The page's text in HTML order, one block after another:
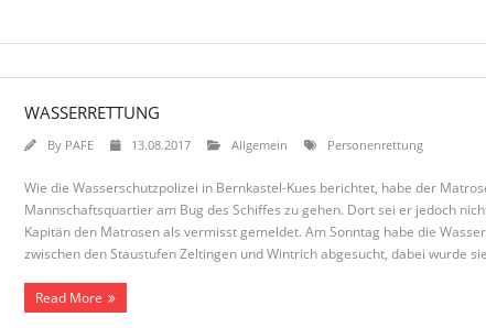
WASSERRETTUNG
By PAFE 13.08.2017 Allgemein Personenrettung
Wie die Wasserschutzpolizei in Bernkastel-Kues berichtet, habe der
Mannschaftsquartier am Bug des Schiffes zu gehen. Dort sei er jedoch
Kapitän den Matrosen als vermisst gemeldet. Am Sonntag habe die
zwischen den Staustufen Zeltingen und Wintrich abgesucht, dabei wurde sie
Read More